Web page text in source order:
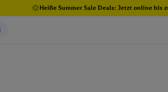
Heiße Summer Sale Deals: Jetzt online bis